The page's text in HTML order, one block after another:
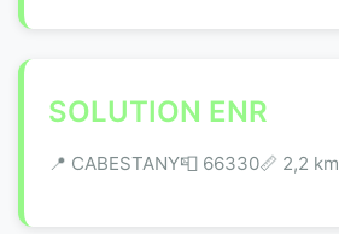
SOLUTION ENR
📍 CABESTANY📮 66330📏 2,2 km